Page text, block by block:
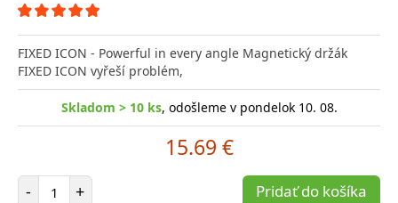
FIXED ICON - Powerful in every angle Magnetický držák
FIXED ICON vyřeší problém,
Skladom > 10 ks, odošleme v pondelok 10. 08.
15.69 €
- Počet položiek
+ Pridať do košíka